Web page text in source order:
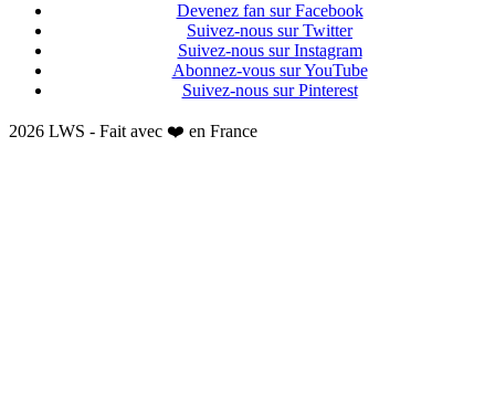
Devenez fan sur Facebook
Suivez-nous sur Twitter
Suivez-nous sur Instagram
Abonnez-vous sur YouTube
Suivez-nous sur Pinterest
2026 LWS - Fait avec ❤️ en France